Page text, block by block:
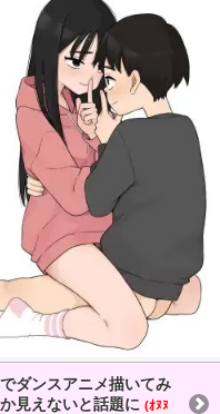
ダンスアニメ描いてみ
見えないと話題に (ｵﾇﾇ